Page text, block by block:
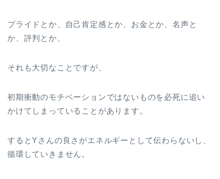
プライドとか、自己肯定感とか、お金とか、名声と
か、評判とか、
それも大切なことですが、
初期衝動のモチベーションではないものを必死に追い
かけてしまっていることがあります。
するとYさんの良さがエネルギーとして伝わらないし、
循環していきません。